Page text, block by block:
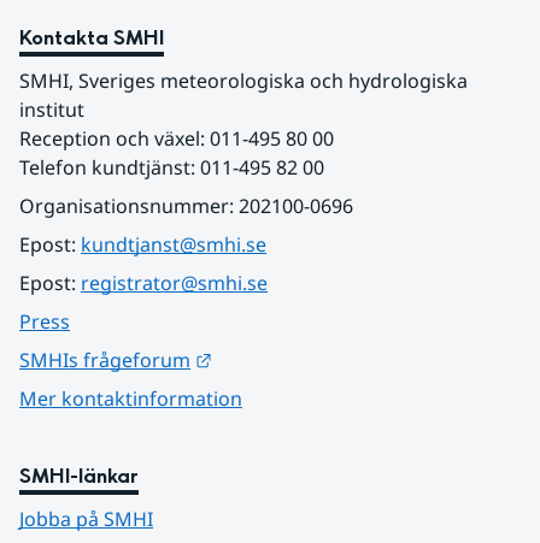
Kontakta SMHI
SMHI, Sveriges meteorologiska och hydrologiska
institut
Reception och växel: 011-495 80 00
Telefon kundtjänst: 011-495 82 00
Organisationsnummer: 202100-0696
Epost: kundtjanst@smhi.se
Epost: registrator@smhi.se
Press
SMHIs frågeforum
Mer kontaktinformation
SMHI-länkar
Jobba på SMHI